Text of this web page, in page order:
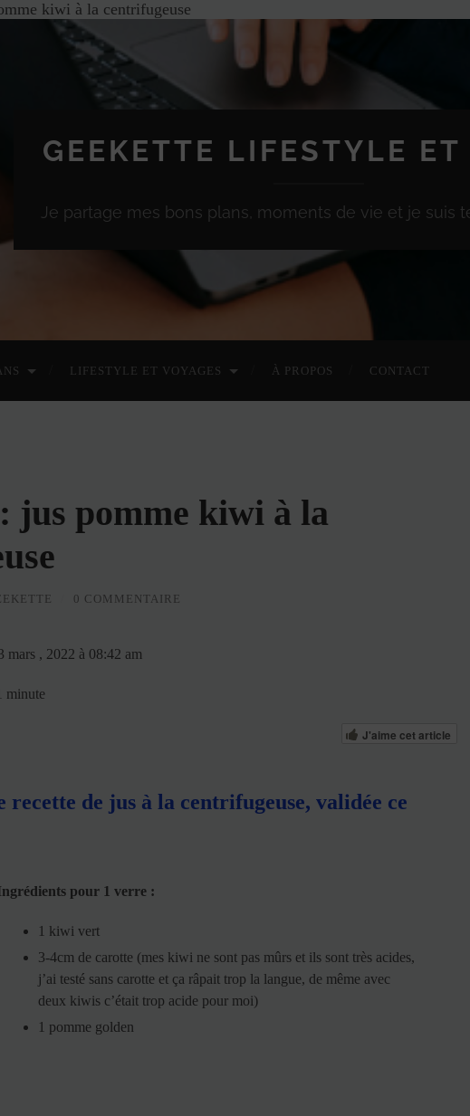
kiwi à la centrifugeuse
GEEKETTE LIFESTYLE ET
Je partage mes bons plans, moments de vie et je suis
LIFESTYLE ET VOYAGES À PROPOS CONTACT
jus pomme kiwi à la
0 COMMENTAIRE
, 2022 à 08:42 am
minute
J'aime cet article
de jus à la centrifugeuse, validée ce
pour 1 verre :
1 kiwi vert
3-4cm de carotte (mes kiwi ne sont pas mûrs et ils sont très acides,
j’ai testé sans carotte et ça râpait trop la langue, de même avec
deux kiwis c’était trop acide pour moi)
1 pomme golden